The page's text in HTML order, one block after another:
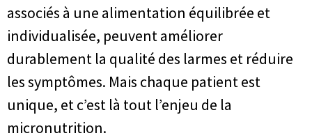
associés à une alimentation équilibrée et
individualisée, peuvent améliorer
durablement la qualité des larmes et réduire
les symptômes. Mais chaque patient est
unique, et c’est là tout l’enjeu de la
micronutrition.